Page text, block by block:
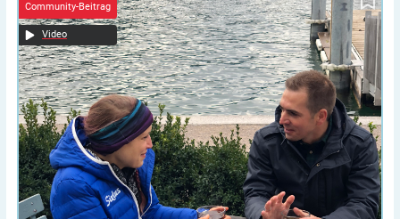
Community-Beitrag
Video